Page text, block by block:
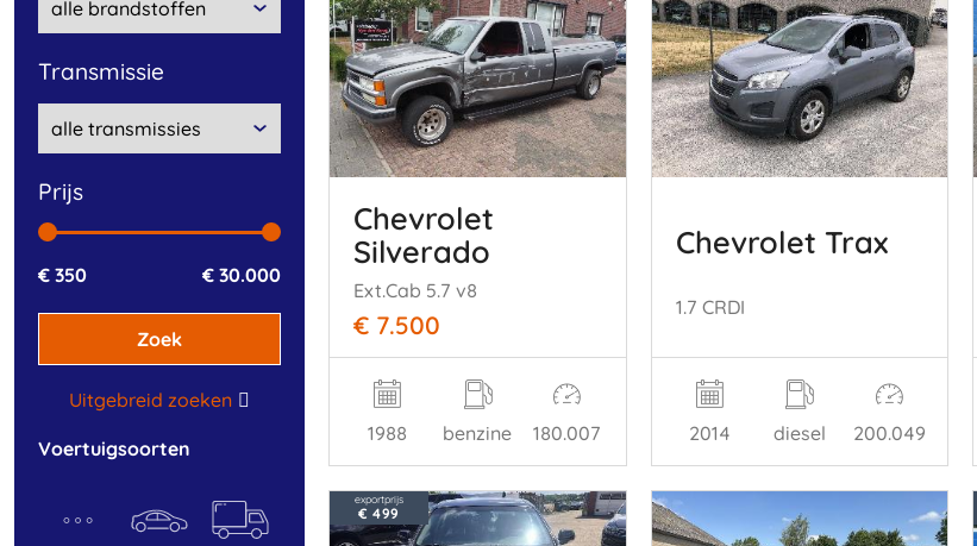
transmissie
prijs
€ 350 € 30.000
Zoek
Uitgebreid zoeken
voertuigsoorten
Chevrolet
Silverado
Ext.Cab 5.7 v8
€ 7.500
1988 benzine 180.007
Chevrolet Trax
1.7 CRDI
2014 diesel 200.049
exportprijs
€ 499